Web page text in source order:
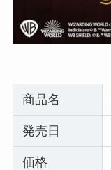
商品名
発売日
価格